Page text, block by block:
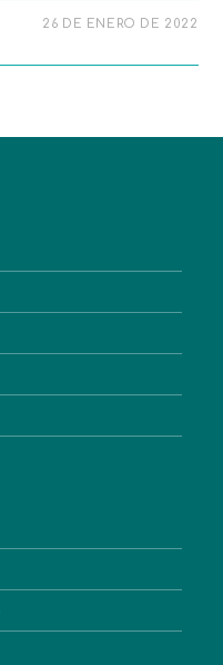
26 DE ENERO DE 2022